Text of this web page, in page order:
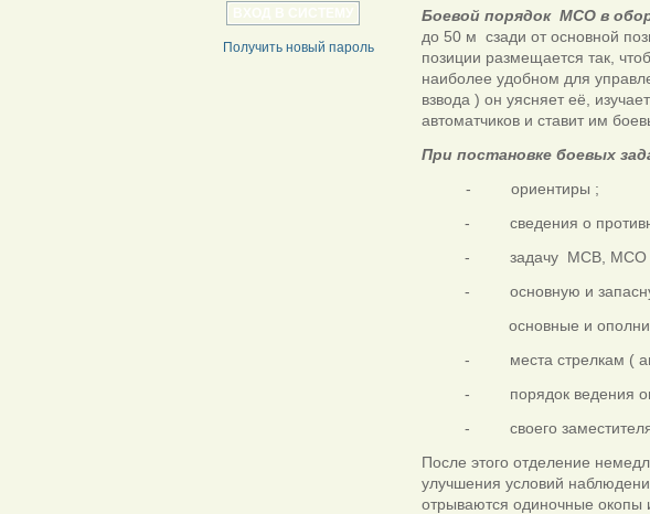
Получить новый пароль
Боевой порядок МСО в
до 50 м сзади от основной
позиции размещается так,
наиболее удобном для
взвода ) он уясняет её,
автоматчиков и ставит им
При постановке боевых
- ориентиры ;
- сведения о
- задачу МСВ, МСО и
- основную и запасную
основные и
- места стрелкам (
- порядок ведения
- своего
После этого отделение
улучшения условий
отрываются одиночные